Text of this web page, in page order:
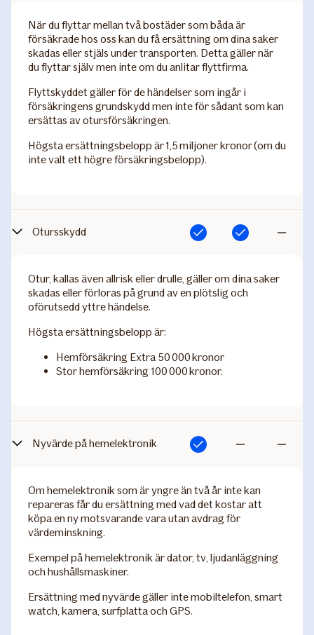
När du flyttar mellan två bostäder som båda är
försäkrade hos oss kan du få ersättning om dina saker
skadas eller stjäls under transporten. Detta gäller när
du flyttar själv men inte om du anlitar flyttfirma.
Flyttskyddet gäller för de händelser som ingår i
försäkringens grundskydd men inte för sådant som kan
ersättas av otursförsäkringen.
Högsta ersättningsbelopp är 1,5 miljoner kronor (om du
inte valt ett högre försäkringsbelopp).
Otursskydd Ingår
Ingår
Otur, kallas även allrisk eller drulle, gäller om dina saker
skadas eller förloras på grund av en plötslig och
oförutsedd yttre händelse.
Högsta ersättningsbelopp är:
Hemförsäkring Extra 50 000 kronor
Stor hemförsäkring 100 000 kronor.
Nyvärde på hemelektronik
Ingår
Om hemelektronik som är yngre än två år inte kan
repareras får du ersättning med vad det kostar att
köpa en ny motsvarande vara utan avdrag för
värdeminskning.
Exempel på hemelektronik är dator, tv, ljudanläggning
och hushållsmaskiner.
Ersättning med nyvärde gäller inte mobiltelefon, smart
watch, kamera, surfplatta och GPS.